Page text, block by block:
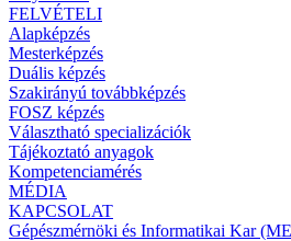
FELVÉTELI
Alapképzés
Mesterképzés
Duális képzés
Szakirányú továbbképzés
FOSZ képzés
Választható specializációk
Tájékoztató anyagok
Kompetenciamérés
MÉDIA
KAPCSOLAT
Gépészmérnöki és Informatikai Kar